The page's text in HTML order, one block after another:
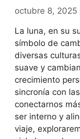
octubre 8, 2025
La luna, en su
símbolo de
diversas
suave y
crecimiento
sincronía con
conectarnos
ser interno y
viaje,